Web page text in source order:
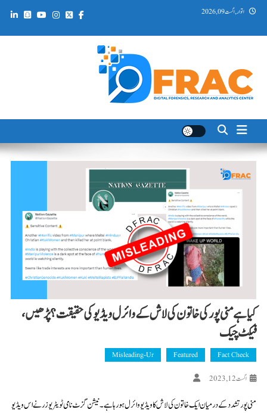
Skip اتوار, اگست 09, 2026
DFRAC_ORG
کیا ہے منی پور کی خاتون کی لاش کے وائرل ویڈیو کی حقیقت؟ پڑھیں،
فیکٹ چیک
Fact Check
Featured
Misleading-Ur
اگست 12, 2023
منی پور تشدد کے درمیان ایک خاتون کی لاش کا ویڈیو وائرل ہو رہا ہے۔ نیشن گزٹ نامی ٹویٹر یوزر نے اس ویڈیو